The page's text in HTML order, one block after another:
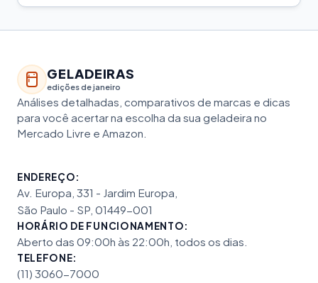
GELADEIRAS
edições de janeiro
Análises detalhadas, comparativos de marcas e dicas
para você acertar na escolha da sua geladeira no
Mercado Livre e Amazon.
ENDEREÇO:
Av. Europa, 331 - Jardim Europa,
São Paulo - SP, 01449-001
HORÁRIO DE FUNCIONAMENTO:
Aberto das 09:00h às 22:00h, todos os dias.
TELEFONE:
(11) 3060-7000